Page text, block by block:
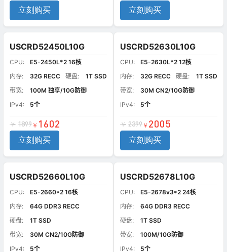
立刻购买 立刻购买
USCRD52450L10G
CPU:
E5-2450L*2 16核
内存:
32G RECC 硬盘:
1T SSD
带宽:
100M 独享/10G防御
IPv4:
5个
￥ 1899 ￥ 1602
立刻购买
USCRD52630L10G
CPU:
E5-2630L*2 12核
内存:
32G RECC 硬盘:
1T SSD
带宽:
30M CN2/10G防御
IPv4:
5个
￥ 2399 ￥ 2005
立刻购买
USCRD52660L10G
CPU:
E5-2660*2 16核
内存:
64G DDR3 RECC
硬盘:
1T SSD
带宽:
30M CN2/10G防御
IPv4:
5个
USCRD52678L10G
CPU:
E5-2678v3*2 24核
内存:
64G DDR3 RECC
硬盘:
1T SSD
带宽:
100M/10G防御
IPv4:
5个